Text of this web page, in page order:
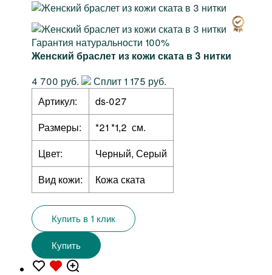
Гарантия натуральности 100%
Женский браслет из кожи ската в 3 нитки
4 700 руб.
Сплит 1 175 руб.
Артикул:
ds-027
Размеры:
*21 *1,2 см.
Цвет:
Черный, Серый
Вид кожи:
Кожа ската
Купить в 1 клик
Купить